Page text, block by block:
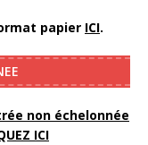
papier ICI.
non échelonnée
ICI